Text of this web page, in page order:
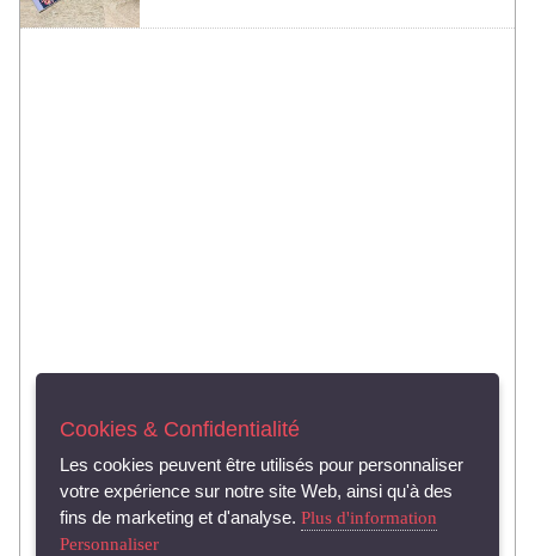
Cookies & Confidentialité
Les cookies peuvent être utilisés pour personnaliser
votre expérience sur notre site Web, ainsi qu'à des
fins de marketing et d'analyse. Plus d'information
Personnaliser